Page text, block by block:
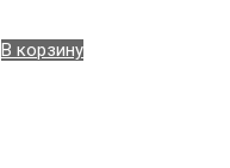
В корзину